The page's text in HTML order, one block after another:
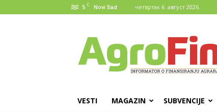
5 C Novi Sad четвртак 6. август 2026.
VESTI MAGAZIN SUBVENCIJE